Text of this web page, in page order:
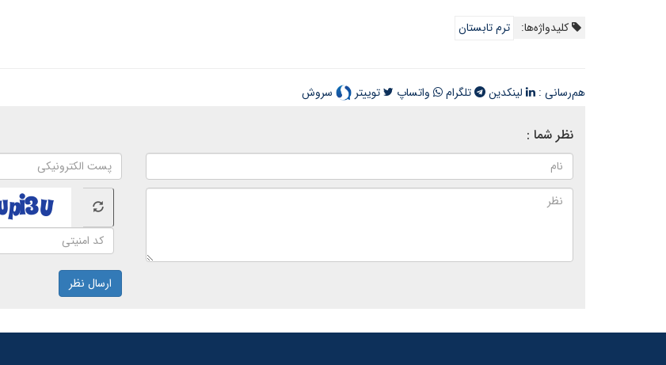
کلیدواژه‌ها: ترم تابستان
هم‌رسانی : لینکدین تلگرام واتساپ توییتر سروش
نظر شما :
ارسال نظر